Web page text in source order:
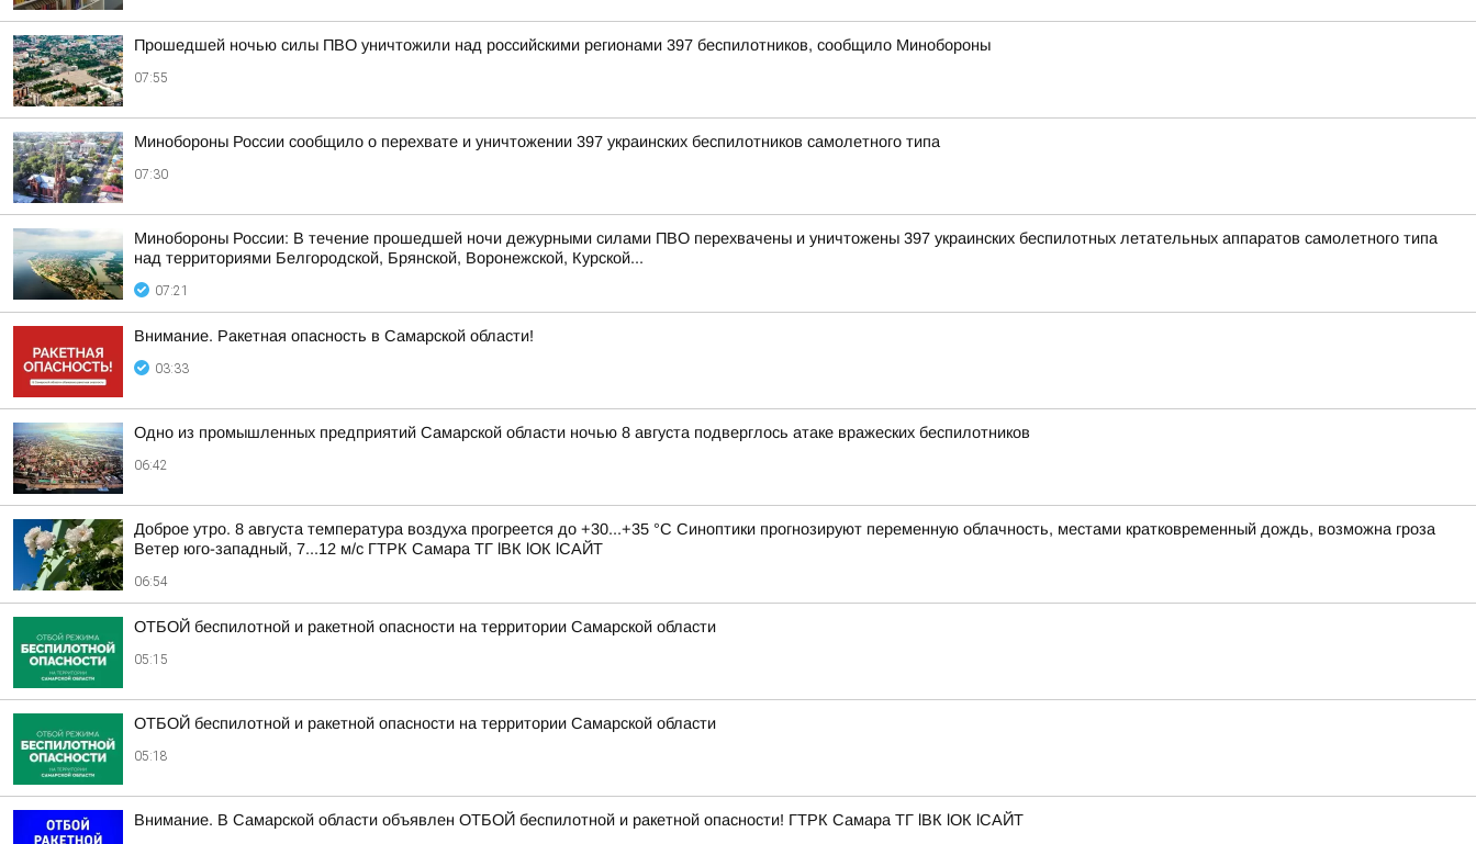
Прошедшей ночью силы ПВО уничтожили над российскими регионами 397 беспилотников, сообщило Минобороны
07:55
Минобороны России сообщило о перехвате и уничтожении 397 украинских беспилотников самолетного типа
07:30
Минобороны России: В течение прошедшей ночи дежурными силами ПВО перехвачены и уничтожены 397 украинских беспилотных летательных аппаратов самолетного типа
над территориями Белгородской, Брянской, Воронежской, Курской...
07:21
Внимание. Ракетная опасность в Самарской области!
03:33
Одно из промышленных предприятий Самарской области ночью 8 августа подверглось атаке вражеских беспилотников
06:42
Доброе утро. 8 августа температура воздуха прогреется до +30...+35 °C Синоптики прогнозируют переменную облачность, местами кратковременный дождь, возможна гроза
Ветер юго-западный, 7...12 м/с ГТРК Самара ТГ lВК lОК lСАЙТ
06:54
ОТБОЙ беспилотной и ракетной опасности на территории Самарской области
05:15
ОТБОЙ беспилотной и ракетной опасности на территории Самарской области
05:18
Внимание. В Самарской области объявлен ОТБОЙ беспилотной и ракетной опасности! ГТРК Самара ТГ lВК lОК lСАЙТ